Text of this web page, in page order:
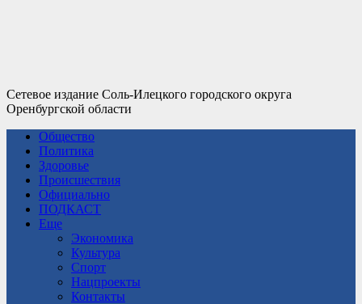
Сетевое издание Соль-Илецкого городского округа
Оренбургской области
Общество
Политика
Здоровье
Происшествия
Официально
ПОДКАСТ
Еще
Экономика
Культура
Спорт
Нацпроекты
Контакты